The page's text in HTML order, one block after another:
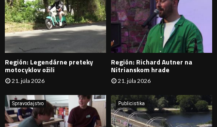
:
D
A
N
Región: Legendárne preteky
motocyklov ožili
21. júla 2026
Región: Richard Autner na
Nitrianskom hrade
21. júla 2026
Spravodajstvo Publicistika